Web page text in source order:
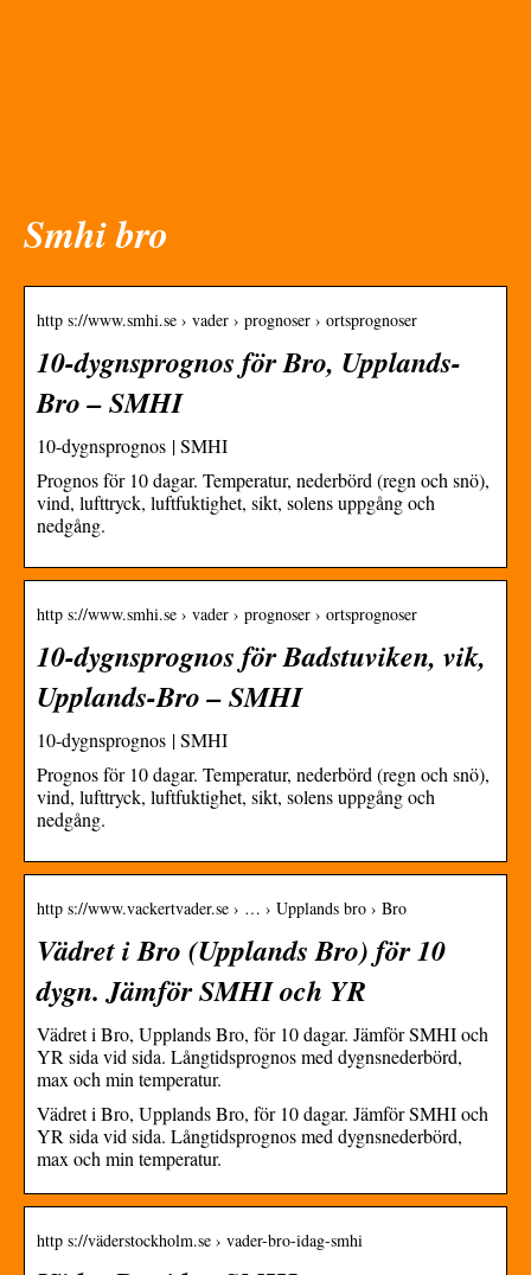
Smhi bro
http s://www.smhi.se › vader › prognoser › ortsprognoser
10-dygnsprognos för Bro, Upplands-
Bro – SMHI
10-dygnsprognos | SMHI
Prognos för 10 dagar. Temperatur, nederbörd (regn och snö),
vind, lufttryck, luftfuktighet, sikt, solens uppgång och
nedgång.
http s://www.smhi.se › vader › prognoser › ortsprognoser
10-dygnsprognos för Badstuviken, vik,
Upplands-Bro – SMHI
10-dygnsprognos | SMHI
Prognos för 10 dagar. Temperatur, nederbörd (regn och snö),
vind, lufttryck, luftfuktighet, sikt, solens uppgång och
nedgång.
http s://www.vackertvader.se › … › Upplands bro › Bro
Vädret i Bro (Upplands Bro) för 10
dygn. Jämför SMHI och YR
Vädret i Bro, Upplands Bro, för 10 dagar. Jämför SMHI och
YR sida vid sida. Långtidsprognos med dygnsnederbörd,
max och min temperatur.
Vädret i Bro, Upplands Bro, för 10 dagar. Jämför SMHI och
YR sida vid sida. Långtidsprognos med dygnsnederbörd,
max och min temperatur.
http s://väderstockholm.se › vader-bro-idag-smhi